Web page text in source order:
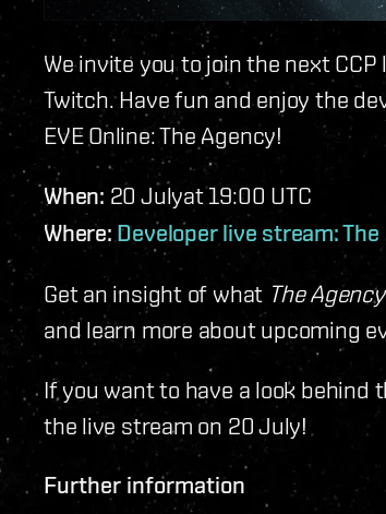
We invite you to join the next
Twitch. Have fun and enjoy the
EVE Online: The Agency!
When: 20 Julyat 19:00 UTC
Where: Developer live stream:
Get an insight of what The Agency
and learn more about upcoming
If you want to have a look behind
the live stream on 20 July!
Further information